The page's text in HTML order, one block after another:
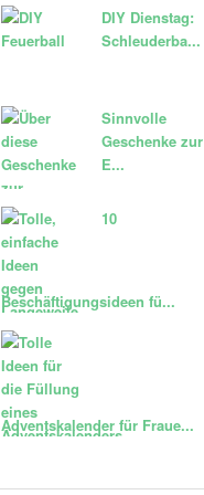
DIY Dienstag:
Schleuderba...
Sinnvolle
Geschenke zur
E...
10
Beschäftigungsideen fü...
Adventskalender für Fraue...